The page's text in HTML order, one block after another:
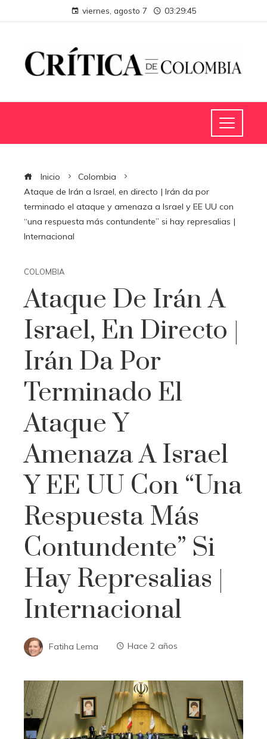
viernes, agosto 7 03:29:45
Inicio
Colombia
Ataque de Irán a Israel, en directo | Irán da por
terminado el ataque y amenaza a Israel y EE UU con
“una respuesta más contundente” si hay represalias |
Internacional
COLOMBIA
Ataque De Irán A
Israel, En Directo |
Irán Da Por
Terminado El
Ataque Y
Amenaza A Israel
Y EE UU Con “una
Respuesta Más
Contundente” Si
Hay Represalias |
Internacional
Fatiha Lema Hace 2 años